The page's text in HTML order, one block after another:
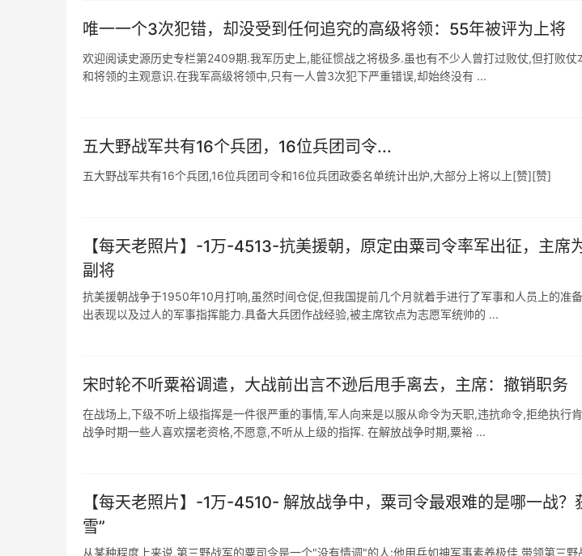
唯一一个3次犯错，却没受到任何追究的高级将领：55年被评为上将
欢迎阅读史源历史专栏第2409期.我军历史上,能征惯战之将极多.虽也有不少人曾打过败仗,但打败
和将领的主观意识.在我军高级将领中,只有一人曾3次犯下严重错误,却始终没有 ...
五大野战军共有16个兵团，16位兵团司令...
五大野战军共有16个兵团,16位兵团司令和16位兵团政委名单统计出炉,大部分上将以上[赞][赞]
【每天老照片】-1万-4513-抗美援朝，原定由粟司令率军出征，主席
副将
抗美援朝战争于1950年10月打响,虽然时间仓促,但我国提前几个月就着手进行了军事和人员上的准
出表现以及过人的军事指挥能力.具备大兵团作战经验,被主席钦点为志愿军统帅的 ...
宋时轮不听粟裕调遣，大战前出言不逊后甩手离去，主席：撤销职务
在战场上,下级不听上级指挥是一件很严重的事情,军人向来是以服从命令为天职,违抗命令,拒绝执行
战争时期一些人喜欢摆老资格,不愿意,不听从上级的指挥. 在解放战争时期,粟裕 ...
【每天老照片】-1万-4510- 解放战争中，粟司令最艰难的是哪一战？
雪”
从某种程度上来说,第三野战军的粟司令是一个"没有情调"的人:他用兵如神军事素养极佳,带领第三